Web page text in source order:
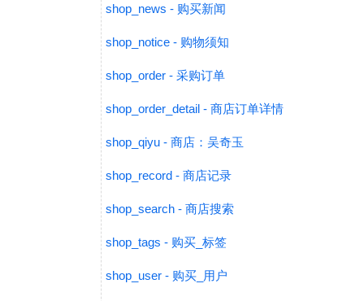
shop_news - 购买新闻
shop_notice - 购物须知
shop_order - 采购订单
shop_order_detail - 商店订单详情
shop_qiyu - 商店：吴奇玉
shop_record - 商店记录
shop_search - 商店搜索
shop_tags - 购买_标签
shop_user - 购买_用户